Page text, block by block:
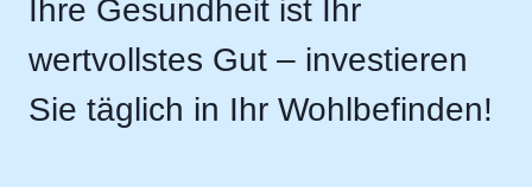
Ihre Gesundheit ist Ihr
wertvollstes Gut – investieren
Sie täglich in Ihr Wohlbefinden!